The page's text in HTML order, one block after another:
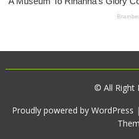
© All Right
Proudly powered by WordPress |